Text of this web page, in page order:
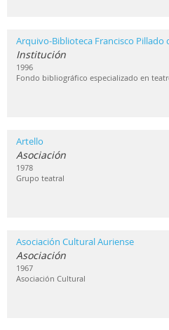
Arquivo-Biblioteca Francisco Pillado
Institución
1996
Fondo bibliográfico especializado en
Artello
Asociación
1978
Grupo teatral
Asociación Cultural Auriense
Asociación
1967
Asociación Cultural